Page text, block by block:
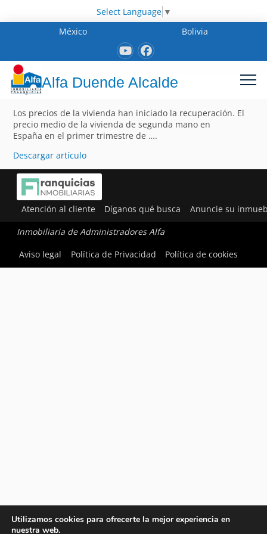
Select Language ▼
México
Bolivia
Alfa Duende Alcalde
Los precios de la vivienda han iniciado la recuperación. El
precio medio de la vivienda de segunda mano en
España en el primer trimestre de ….
Descargar artículo
Atención al cliente Díganos qué busca Anuncie su
Inmobiliaria de Administradores Alfa
Aviso legal
Política de Privacidad Política de cookies
Utilizamos cookies para ofrecerte la mejor experiencia en
nuestra web.